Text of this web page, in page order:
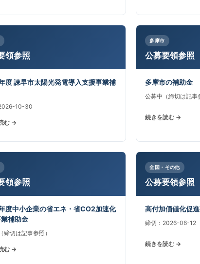
領参照
度 諫早市太陽光発電導入支援事業補
10-30
む →
多摩市
公募要領参照
多摩市の補助金
公募中（締切は記事
続きを読む →
領参照
度中小企業の省エネ・省CO2加速化
補助金
締切は記事参照）
む →
全国・その他
公募要領参照
高付加価値化促
締切：2026-06-12
続きを読む →